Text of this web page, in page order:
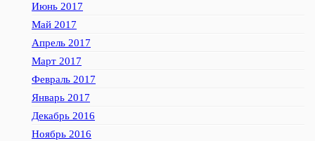
Июнь 2017
Май 2017
Апрель 2017
Март 2017
Февраль 2017
Январь 2017
Декабрь 2016
Ноябрь 2016